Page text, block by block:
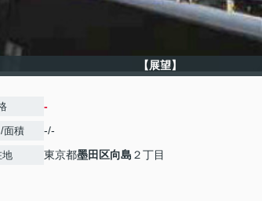
【展望】
-
面積 -/-
地 東京都墨田区向島 ２丁目